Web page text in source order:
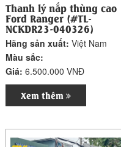
Thanh lý nắp thùng cao
Ford Ranger (#TL-
NCKDR23-040326)
Hãng sản xuất:Việt Nam
Màu sắc:
Giá:6.500.000 VNĐ
Xem thêm